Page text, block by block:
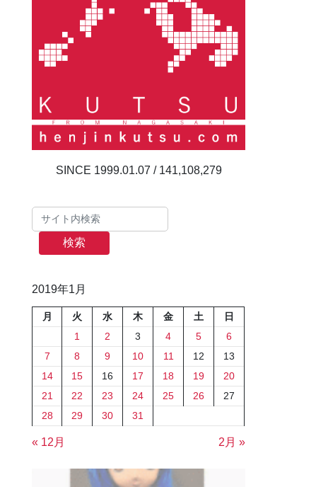
141,108,279
検索
2019年1月
月 火 水 木 金 土
日
1
2 3 4 5
6
7
8 9 10 11 12
13
14
15 16 17 18 19
20
21
22 23 24 25 26
27
28
29 30 31
« 12月 2月 »